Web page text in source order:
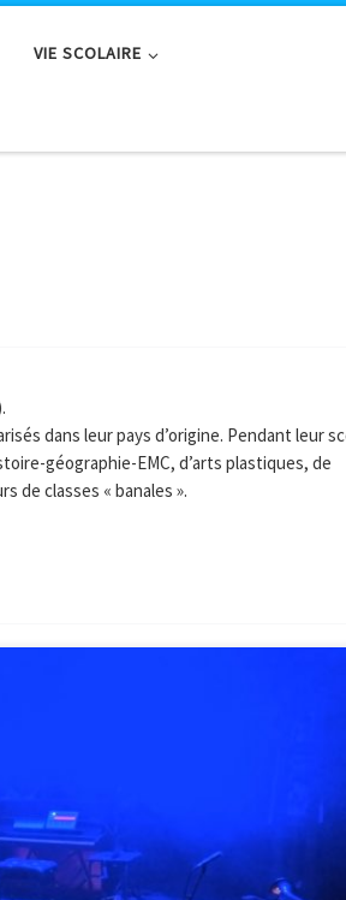
VIE SCOLAIRE
dans leur pays d’origine. Pendant leur
géographie-EMC, d’arts plastiques, de
de classes « banales ».
sort du collège Molière. Tourner à gauche.
dans la rue Raspail. Au carrefour tourner à
salle de théâtre est à Ivry. C’est une salle de